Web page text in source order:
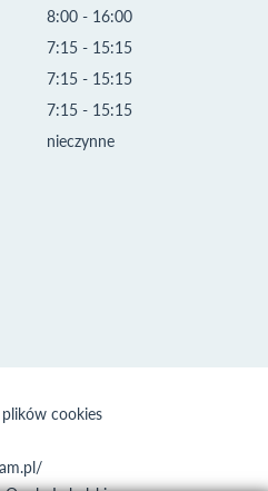
8:00 - 16:00
7:15 - 15:15
7:15 - 15:15
7:15 - 15:15
nieczynne
cookies